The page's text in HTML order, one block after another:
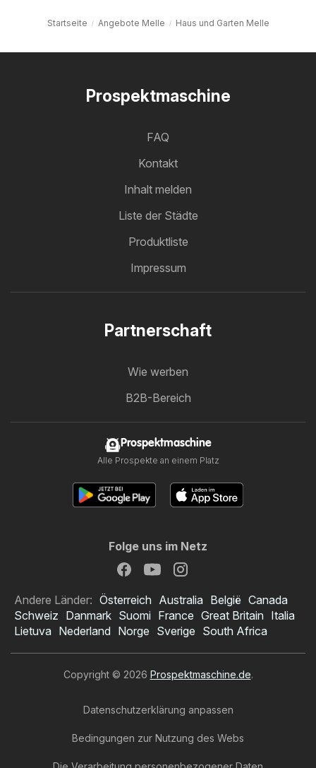
Startseite Angebote Melle Haus und Garten Melle
Prospektmaschine
FAQ
Kontakt
Inhalt melden
Liste der Städte
Produktliste
Impressum
Partnerschaft
Wie werben
B2B-Bereich
Prospektmaschine
Alle Prospekte an einem Platz
Folge uns im Netz
Andere Länder: Österreich Australia België Canada
Schweiz Danmark Suomi France Great Britain Italia
Lietuva Nederland Norge Sverige South Africa
Copyright © 2026 Prospektmaschine.de.
Datenschutzerklärung anpassen
Bedingungen zur Nutzung des Webs